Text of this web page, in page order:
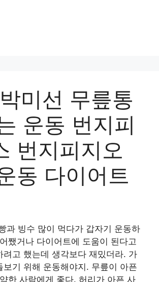
미선 무릎통
운동 번지피
번지피지오
동 다이어트
과 빙수 많이 먹다가 갑자기 운동하
쨌거나 다이어트에 도움이 된다고
려고 했는데 생각보다 재밌더라. 가
보기 위해 운동해야지. 무릎이 아픈
한 사람에게 좋다. 허리가 아픈 사